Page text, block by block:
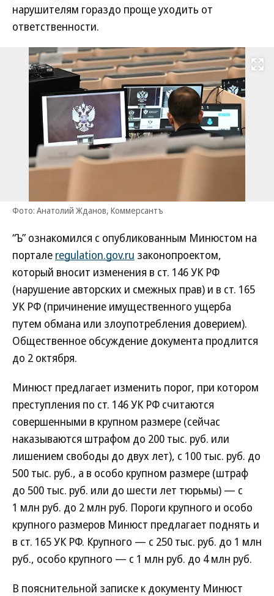
нарушителям гораздо проще уходить от
ответственности.
Развернуть
Фото: Анатолий Жданов, Коммерсантъ
“Ъ” ознакомился с опубликованным Минюстом на
портале regulation.gov.ru законопроектом,
который вносит изменения в ст. 146 УК РФ
(нарушение авторских и смежных прав) и в ст. 165
УК РФ (причинение имущественного ущерба
путем обмана или злоупотребления доверием).
Общественное обсуждение документа продлится
до 2 октября.
Минюст предлагает изменить порог, при котором
преступления по ст. 146 УК РФ считаются
совершенными в крупном размере (сейчас
наказываются штрафом до 200 тыс. руб. или
лишением свободы до двух лет), с 100 тыс. руб. до
500 тыс. руб., а в особо крупном размере (штраф
до 500 тыс. руб. или до шести лет тюрьмы) — с
1 млн руб. до 2 млн руб. Пороги крупного и особо
крупного размеров Минюст предлагает поднять и
в ст. 165 УК РФ. Крупного — с 250 тыс. руб. до 1 млн
руб., особо крупного — с 1 млн руб. до 4 млн руб.
В пояснительной записке к документу Минюст